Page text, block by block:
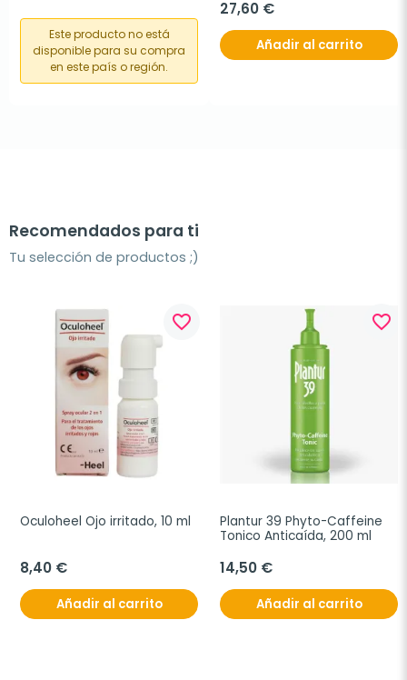
Este producto no está
disponible para su compra
en este país o región.
27,60 €
Añadir al carrito
Recomendados para ti
Tu selección de productos ;)
favorite_border
Oculoheel Ojo irritado, 10 ml
8,40 €
Añadir al carrito
favorite_border
Plantur 39 Phyto-Caffeine
Tonico Anticaída, 200 ml
14,50 €
Añadir al carrito